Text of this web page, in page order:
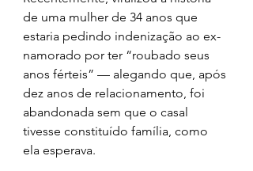
de uma mulher de 34 anos que
estaria pedindo indenização ao ex-
namorado por ter “roubado seus
anos férteis” — alegando que, após
dez anos de relacionamento, foi
abandonada sem que o casal
tivesse constituído família, como
ela esperava.